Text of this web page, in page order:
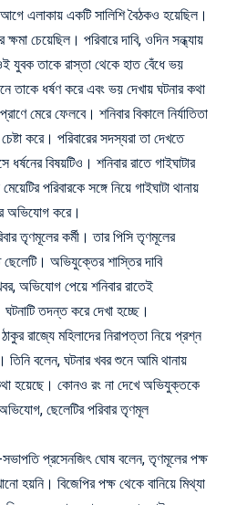
এলাকায় একটি সালিশি বৈঠকও হয়েছিল।
চেয়েছিল। পরিবারে দাবি, ওদিন সন্ধ্যায়
যুবক তাকে রাস্তা থেকে হাত বেঁধে ভয়
তাকে ধর্ষণ করে এবং ভয় দেখায় ঘটনার কথা
মেরে ফেলবে। শনিবার বিকালে নির্যাতিতা
করে। পরিবারের সদস্যরা তা দেখতে
বিষয়টিও। শনিবার রাতে গাইঘাটার
পরিবারকে সঙ্গে নিয়ে গাইঘাটা থানায়
অভিযোগ করে।
তৃণমূলের কর্মী। তার পিসি তৃণমূলের
অভিযুক্তের শাস্তির দাবি
অভিযোগ পেয়ে শনিবার রাতেই
তদন্ত করে দেখা হচ্ছে।
রাজ্যে মহিলাদের নিরাপত্তা নিয়ে প্রশ্ন
বলেন, ঘটনার খবর শুনে আমি থানায়
হয়েছে। কোনও রং না দেখে অভিযুক্তকে
ছেলেটির পরিবার তৃণমূল
প্রসেনজিৎ ঘোষ বলেন, তৃণমূলের পক্ষ
হয়নি। বিজেপির পক্ষ থেকে বানিয়ে মিথ্যা